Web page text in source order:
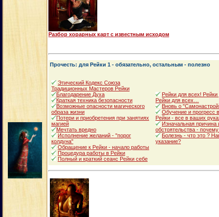
Разбор хорарных карт с известным исходом
Прочесть: для Рейки 1 - обязательно, остальным - полезно
Этический Кодекс Союза
Традиционных Мастеров Рейки
Благодарение Духа
Краткая техника безопасности
Возможные опасности магического
образа жизни
Потери и приобретения при занятиях
магией
Мечтать вредно
Исполнение желаний - "порог
колдуна"
Обращение к Рейки - начало работы
Процедура работы в Рейки
Полный и краткий сеанс Рейки себе
Рейки для всех!
Рейки для всех…
Вновь о
Обучение и прогресс
Рейки - все в ваших
Изначальная
обстоятельства -
Болезнь - что это ?
указание?